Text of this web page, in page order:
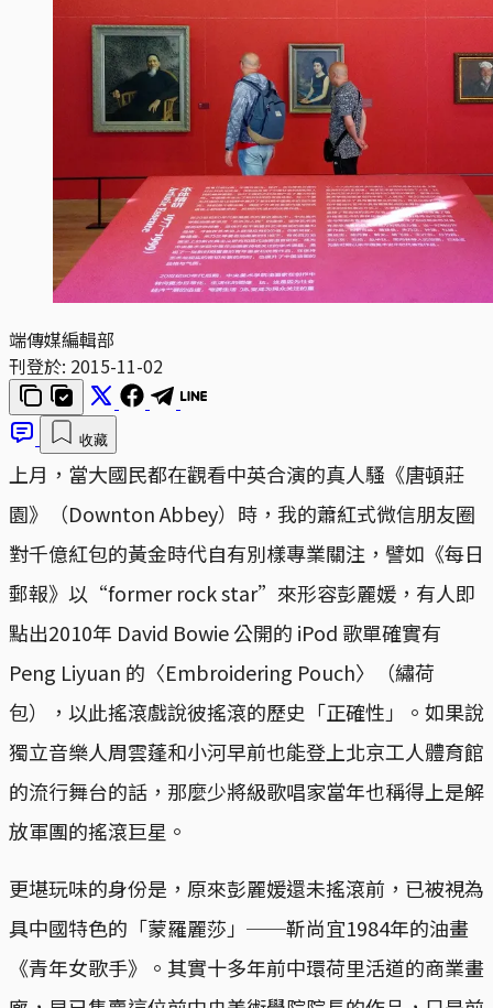
端傳媒編輯部
刊登於: 2015-11-02
收藏
上月，當大國民都在觀看中英合演的真人騷《唐頓莊
園》（Downton Abbey）時，我的蕭紅式微信朋友圈
對千億紅包的黃金時代自有別樣專業關注，譬如《每日
郵報》以“former rock star”來形容彭麗媛，有人即
點出2010年 David Bowie 公開的 iPod 歌單確實有
Peng Liyuan 的〈Embroidering Pouch〉（繡荷
包），以此搖滾戲說彼搖滾的歷史「正確性」。如果說
獨立音樂人周雲蓬和小河早前也能登上北京工人體育館
的流行舞台的話，那麼少將級歌唱家當年也稱得上是解
放軍團的搖滾巨星。
更堪玩味的身份是，原來彭麗媛還未搖滾前，已被視為
具中國特色的「蒙羅麗莎」──靳尚宜1984年的油畫
《青年女歌手》。其實十多年前中環荷里活道的商業畫